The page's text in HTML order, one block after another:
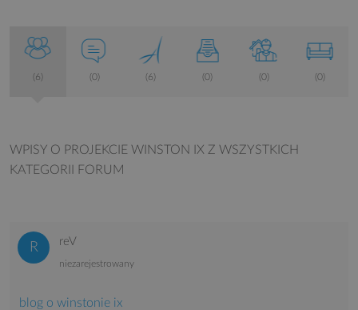
(6) (0) (6) (0) (0) (0)
WPISY O PROJEKCIE WINSTON IX Z WSZYSTKICH
KATEGORII FORUM
reV
niezarejestrowany
blog o winstonie ix